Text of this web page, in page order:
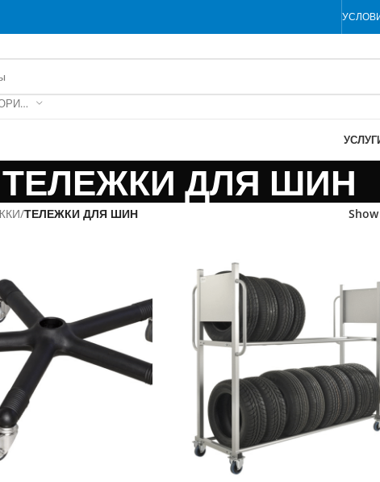
ВЫБЕРИТЕ КАТЕГОРИЮ
ТЕЛЕЖКИ ДЛЯ ШИН
/ТЕЛЕЖКИ ДЛЯ ШИН Show